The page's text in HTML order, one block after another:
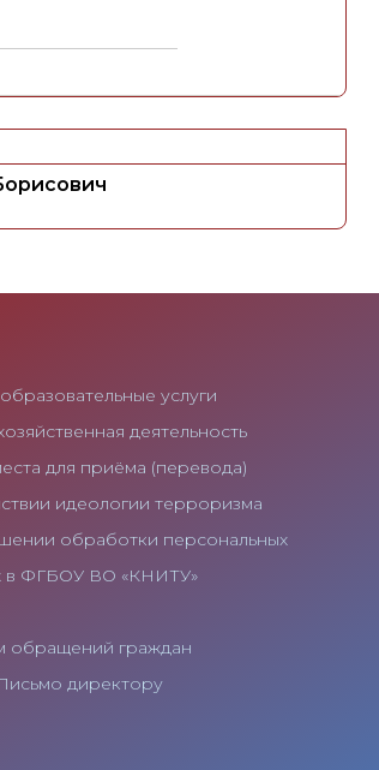
услуги
деятельность
для приёма (перевода)
идеологии терроризма
обработки персональных
в ФГБОУ ВО «КНИТУ»
обращений граждан
директору